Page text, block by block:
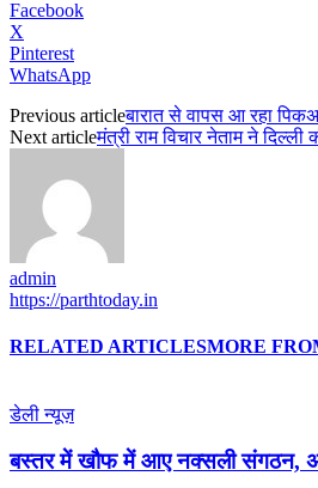
Facebook
X
Pinterest
WhatsApp
Previous articleबारात से वापस आ रहा
Next articleमंत्री राम विचार नेताम ने
admin
https://parthtoday.in
RELATED ARTICLESMORE
डेली न्यूज़
बस्तर में खौफ में आए नक्सली संगठन,